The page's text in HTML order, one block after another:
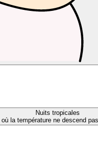
Nuits tropicales
où la température ne descend